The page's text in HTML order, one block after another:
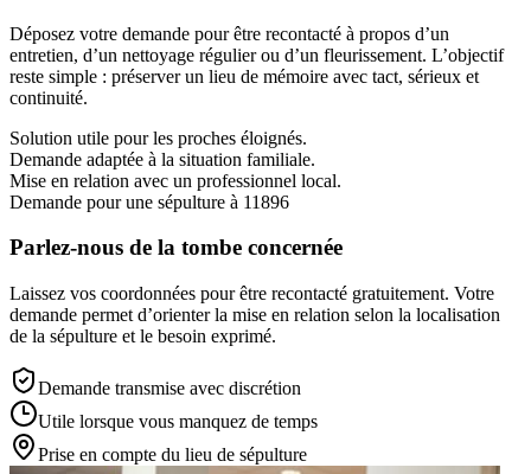
Déposez votre demande pour être recontacté à propos d’un
entretien, d’un nettoyage régulier ou d’un fleurissement. L’objectif
reste simple : préserver un lieu de mémoire avec tact, sérieux et
continuité.
Solution utile pour les proches éloignés.
Demande adaptée à la situation familiale.
Mise en relation avec un professionnel local.
Demande pour une sépulture à 11896
Parlez-nous de la tombe concernée
Laissez vos coordonnées pour être recontacté gratuitement. Votre
demande permet d’orienter la mise en relation selon la localisation
de la sépulture et le besoin exprimé.
Demande transmise avec discrétion
Utile lorsque vous manquez de temps
Prise en compte du lieu de sépulture